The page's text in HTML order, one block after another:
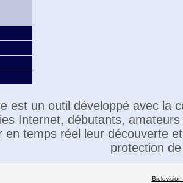
est un outil développé avec la
Internet, débutants,
en temps réel leur découverte
protection
Biolovision